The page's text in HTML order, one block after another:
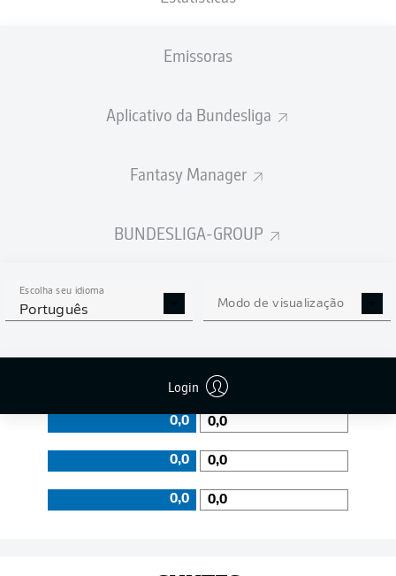
Emissoras
Aplicativo da Bundesliga
Fantasy Manager
BUNDESLIGA-GROUP
Escolha seu idioma
Português Modo de visualização
Login
0
0 % Precisão 0 %
EFICIÊNCIA DE PASSES
0,0 0,0
0,0 0,0
0,0 0,0